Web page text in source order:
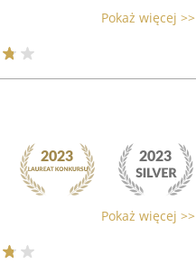
Pokaż więcej >>
Pokaż więcej >>